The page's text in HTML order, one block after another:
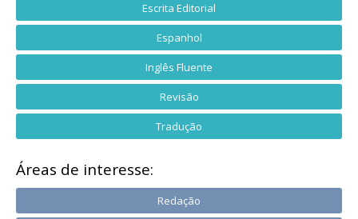
Escrita Editorial
Espanhol
Inglês Fluente
Revisão
Tradução
Áreas de interesse:
Redação